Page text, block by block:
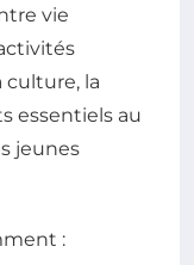
vie
culture, la
essentiels au
jeunes
: